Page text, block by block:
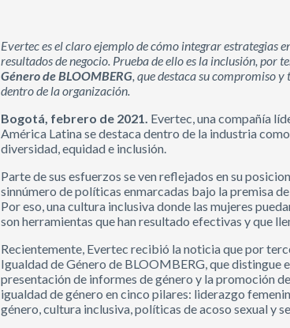
Evertec es el claro ejemplo de cómo integrar estrategias
resultados de negocio. Prueba de ello es la inclusión, por
Género de BLOOMBERG, que destaca su compromiso
dentro de la organización.
Bogotá, febrero de 2021. Evertec, una compañía
América Latina se destaca dentro de la industria
diversidad, equidad e inclusión.
Parte de sus esfuerzos se ven reflejados en su
sinnúmero de políticas enmarcadas bajo la premisa
Por eso, una cultura inclusiva donde las mujeres
son herramientas que han resultado efectivas y que
Recientemente, Evertec recibió la noticia que por
Igualdad de Género de BLOOMBERG, que
presentación de informes de género y la promoción
igualdad de género en cinco pilares: liderazgo
género, cultura inclusiva, políticas de acoso sexual y